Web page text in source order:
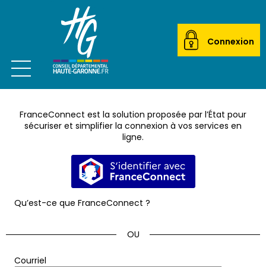
Connexion
Ouvrir le menu
ACTEUR LOCAL
ETABLISSEMENTS SCOLAIRES
TRANSPORTEURS
FranceConnect est la solution proposée par l’État pour
sécuriser et simplifier la connexion à vos services en
ligne.
S’identifier avec FranceConnect
Qu’est-ce que FranceConnect ?
Courriel